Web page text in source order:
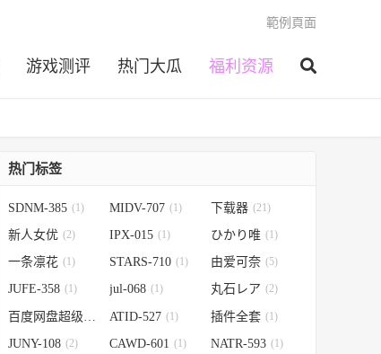
游戏测评 热门大瓜 福利资源
範例頁面
热门标签
SDNM-385 (1) MIDV-707 (1) 下载器 (21)
新人女优 (2) IPX-015 (1) ひかり唯 (1)
一条凛花 (1) STARS-710 (1) 由爱可奈 (5)
JUFE-358 (1) jul-068 (1) 丸石レア (2)
(1)
ATID-527 (1) 插件全套 (1)
JUNY-108 (2) CAWD-601 (1) NATR-593 (1)